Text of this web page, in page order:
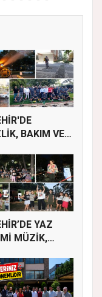
BAKIM VE
YAZ
MÜZİK,